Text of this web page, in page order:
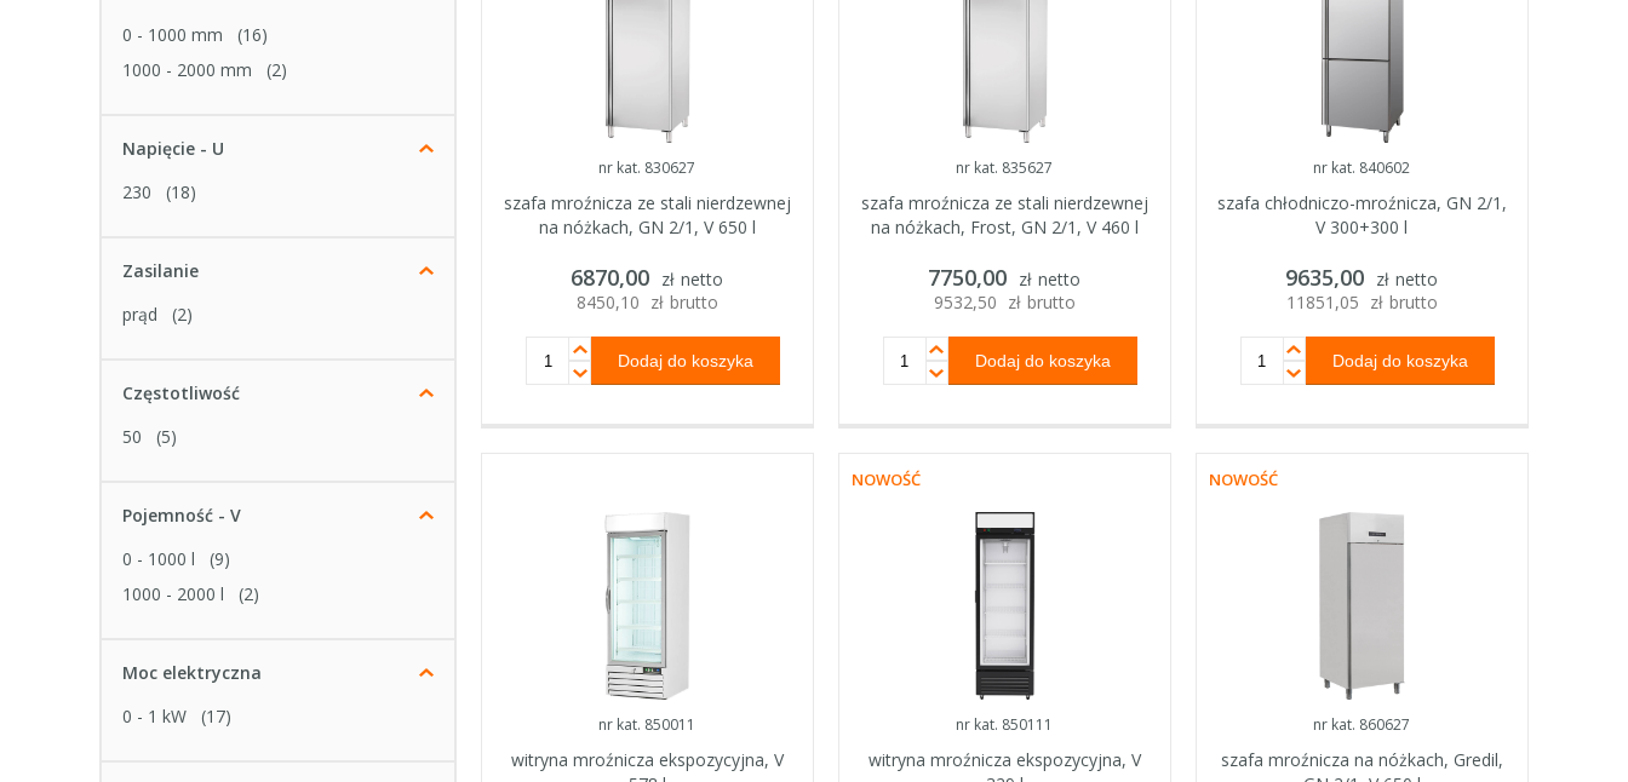
0 - 1000 mm
(16)
1000 - 2000 mm
(2)
Napięcie - U
230
(18)
Zasilanie
prąd
(2)
Częstotliwość
50
(5)
Pojemność - V
0 - 1000 l
(9)
1000 - 2000 l
(2)
Moc elektryczna
0 - 1 kW
(17)
nr kat. 830627
szafa mroźnicza ze stali nierdzewnej
na nóżkach, GN 2/1, V 650 l
6870,00 zł netto
8450,10 zł brutto
nr kat. 835627
szafa mroźnicza ze stali nierdzewnej
na nóżkach, Frost, GN 2/1, V 460 l
7750,00 zł netto
9532,50 zł brutto
nr kat. 840602
szafa chłodniczo-mroźnicza, GN 2/1,
V 300+300 l
9635,00 zł netto
11851,05 zł brutto
nr kat. 850011
witryna mroźnicza ekspozycyjna, V
NOWOŚĆ
nr kat. 850111
witryna mroźnicza ekspozycyjna, V
NOWOŚĆ
nr kat. 860627
szafa mroźnicza na nóżkach, Gredil,